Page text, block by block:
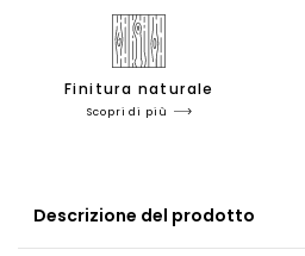
Finitura naturale
Scopri di più
Descrizione del prodotto